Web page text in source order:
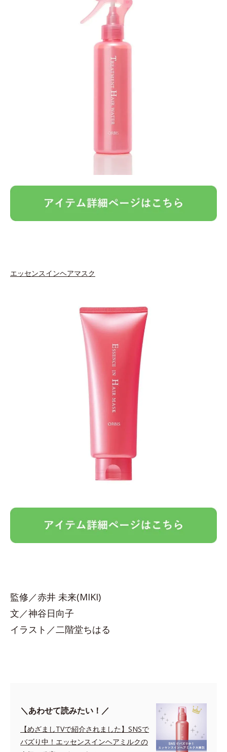
エッセンスインヘアマスク
監修／赤井 未来(MIKI)
文／神谷日向子
イラスト／二階堂ちはる
＼あわせて読みたい！／
【めざましTVで紹介されました】SNSで
バズり中！エッセンスインヘアミルクの